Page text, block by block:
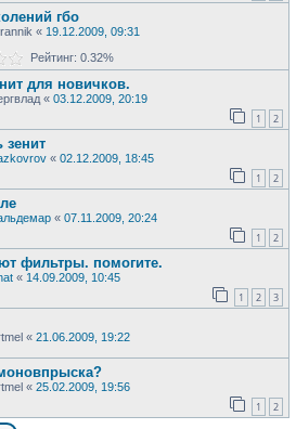
гбо
« 19.12.2009, 09:31
Рейтинг: 0.32%
для новичков.
« 03.12.2009, 20:19
1 2
зенит
« 02.12.2009, 18:45
1 2
« 07.11.2009, 20:24
1 2
фильтры. помогите.
« 14.09.2009, 10:45
1 2 3
« 21.06.2009, 19:22
« 25.02.2009, 19:56
1 2